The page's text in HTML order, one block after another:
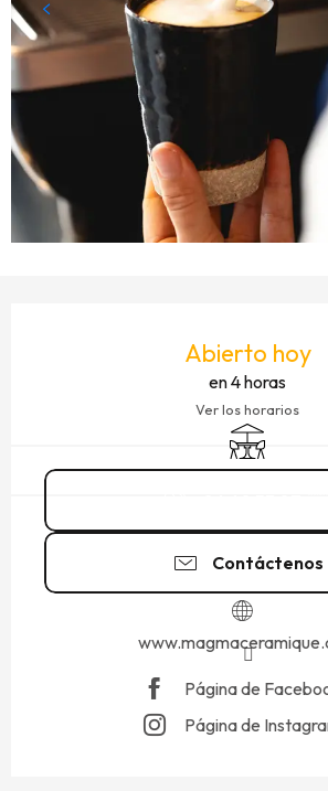
Abierto hoy
en 4 horas
Ver los horarios
Terraza
Contáctenos
Página de
Página de